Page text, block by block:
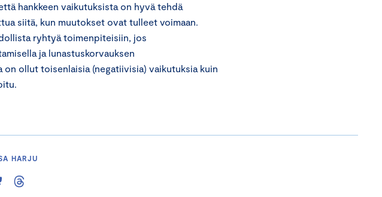
hankkeen vaikutuksista on hyvä tehdä
siitä, kun muutokset ovat tulleet voimaan.
ryhtyä toimenpiteisiin, jos
ja lunastuskorvauksen
ollut toisenlaisia (negatiivisia) vaikutuksia kuin
HARJU